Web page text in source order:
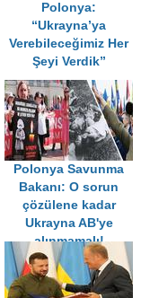
Polonya:
“Ukrayna’ya
Verebileceğimiz Her
Şeyi Verdik”
Polonya Savunma
Bakanı: O sorun
çözülene kadar
Ukrayna AB'ye
alınmamalı!